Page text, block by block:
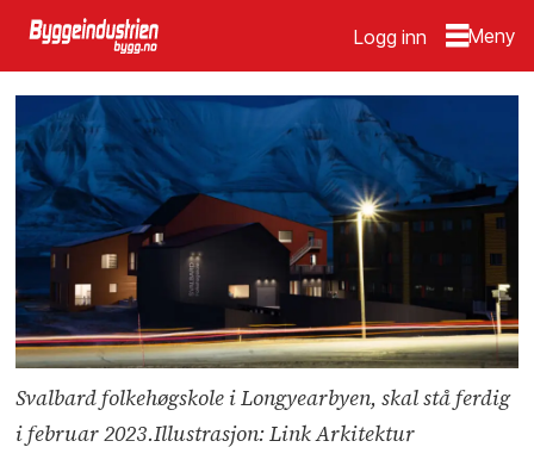
Logg inn
Svalbard folkehøgskole i Longyearbyen, skal stå ferdig
i februar 2023.Illustrasjon: Link Arkitektur